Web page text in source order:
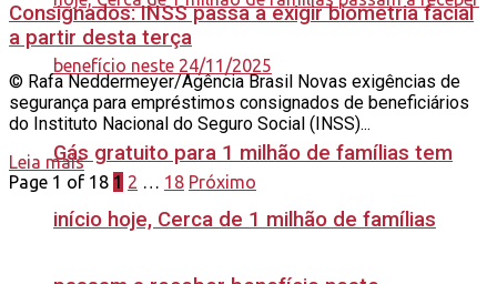
Gás gratuito para 1 milhão de famílias tem
início hoje, Cerca de 1 milhão de famílias
Consignados: INSS passa a exigir biometria facial
a partir desta terça
© Rafa Neddermeyer/Agência Brasil Novas exigências de
segurança para empréstimos consignados de beneficiários
do Instituto Nacional do Seguro Social (INSS)...
Leia mais
Page 1 of 18 1 2 … 18 Próximo